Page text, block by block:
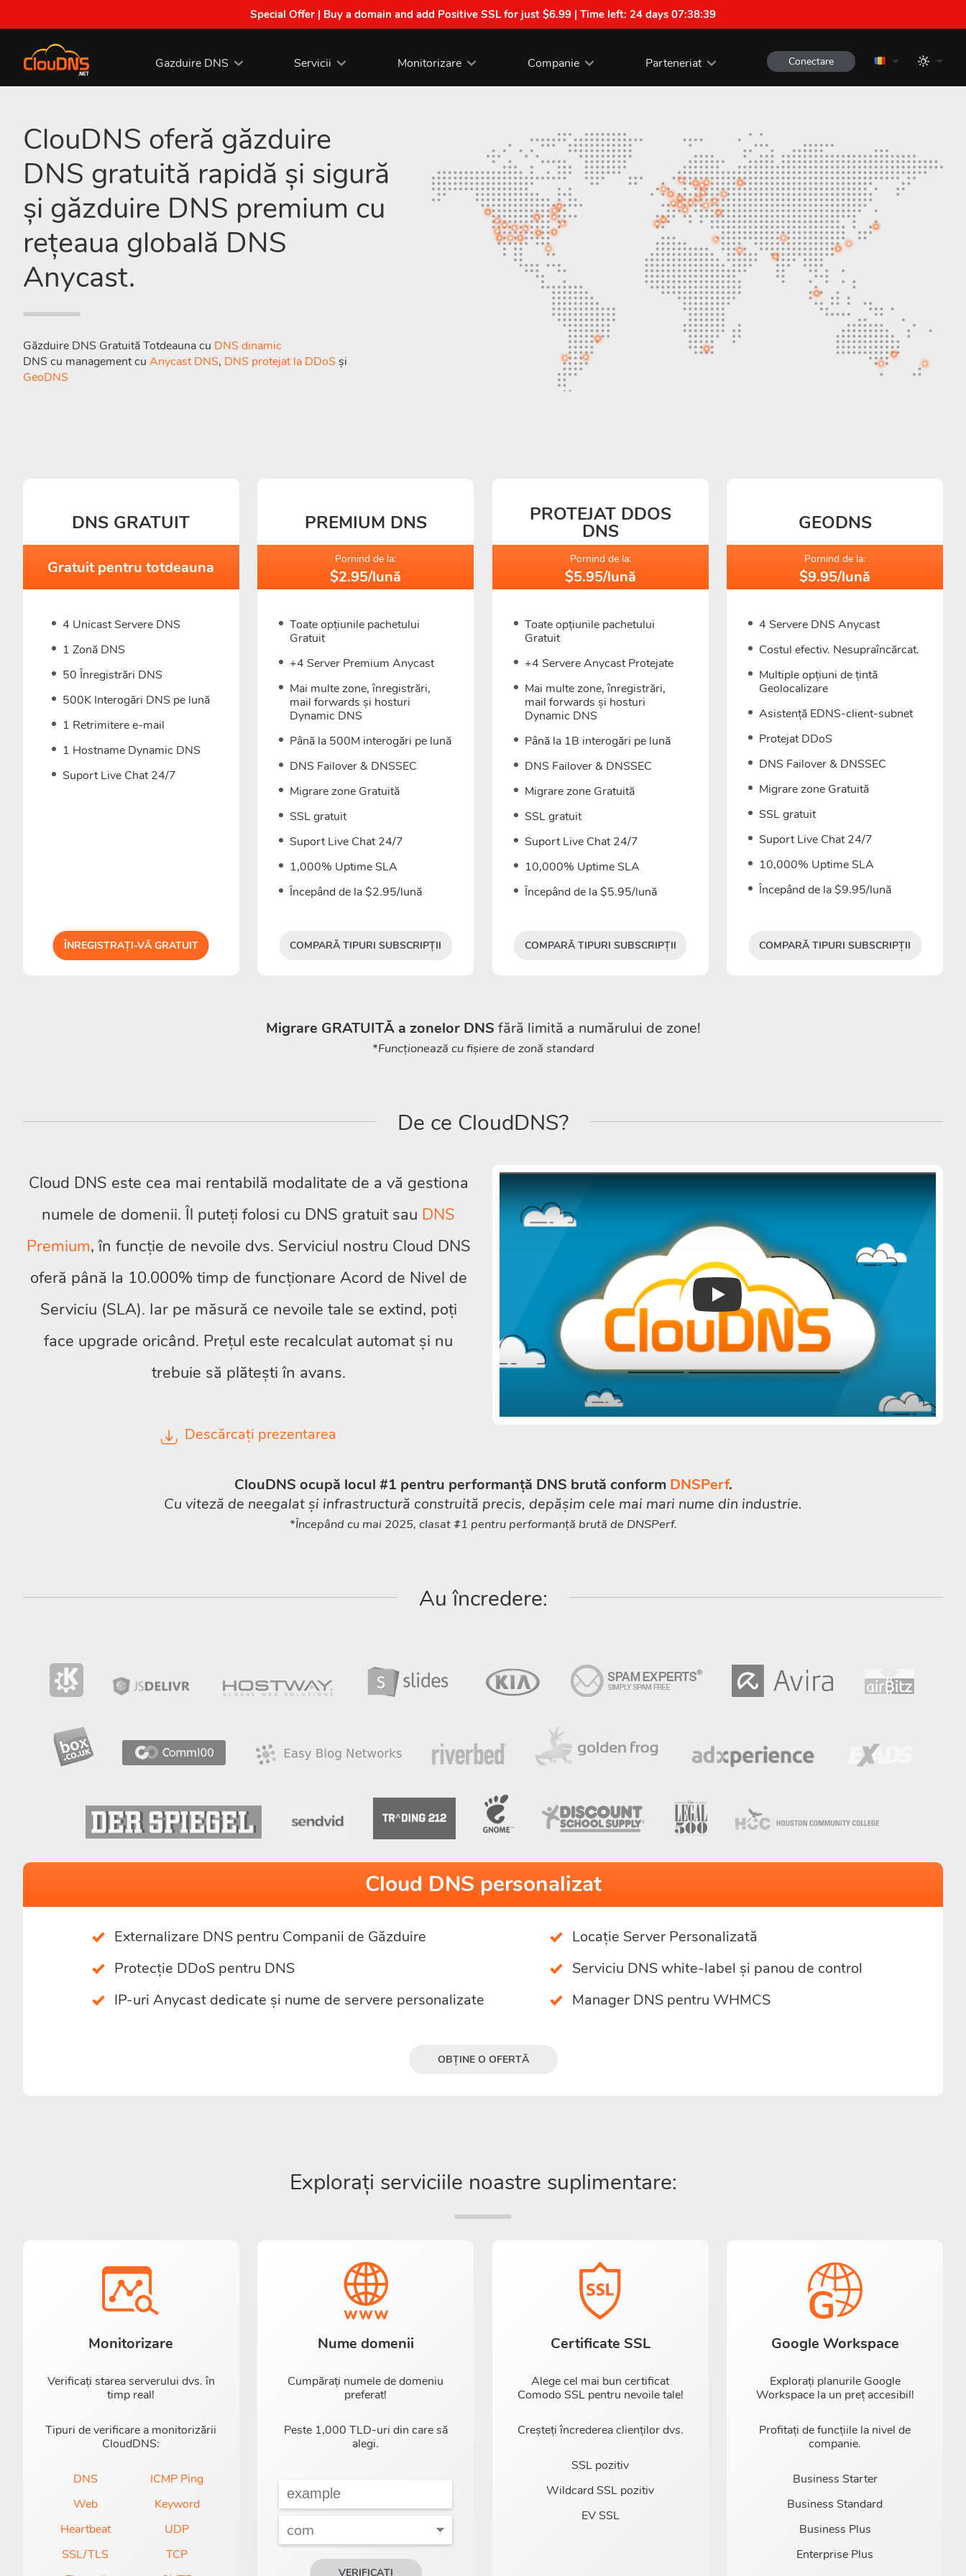
Special Offer | Buy a domain and add Positive SSL for just $6.99 | Time left: 24 days 07:38:38
Gazduire DNS Servicii Monitorizare Companie Parteneriat Conectare
ClouDNS oferă găzduire
DNS gratuită rapidă și sigură
și găzduire DNS premium cu
rețeaua globală DNS
Anycast.
Găzduire DNS Gratuită Totdeauna cu DNS dinamic
DNS cu management cu Anycast DNS, DNS protejat la DDoS și
GeoDNS
DNS GRATUIT
Gratuit pentru totdeauna
4 Unicast Servere DNS
1 Zonă DNS
50 Înregistrări DNS
500K Interogări DNS pe lună
1 Retrimitere e-mail
1 Hostname Dynamic DNS
Suport Live Chat 24/7
ÎNREGISTRAȚI-VĂ GRATUIT
PREMIUM DNS
Pornind de la:
$2.95/lună
Toate opțiunile pachetului
Gratuit
+4 Server Premium Anycast
Mai multe zone, înregistrări,
mail forwards și hosturi
Dynamic DNS
Până la 500M interogări pe lună
DNS Failover & DNSSEC
Migrare zone Gratuită
SSL gratuit
Suport Live Chat 24/7
1,000% Uptime SLA
Începând de la $2.95/lună
COMPARĂ TIPURI SUBSCRIPȚII
PROTEJAT DDOS
DNS
Pornind de la:
$5.95/lună
Toate opțiunile pachetului
Gratuit
+4 Servere Anycast Protejate
Mai multe zone, înregistrări,
mail forwards și hosturi
Dynamic DNS
Până la 1B interogări pe lună
DNS Failover & DNSSEC
Migrare zone Gratuită
SSL gratuit
Suport Live Chat 24/7
10,000% Uptime SLA
Începând de la $5.95/lună
COMPARĂ TIPURI SUBSCRIPȚII
GEODNS
Pornind de la:
$9.95/lună
4 Servere DNS Anycast
Costul efectiv. Nesupraîncărcat.
Multiple opțiuni de țintă
Geolocalizare
Asistență EDNS-client-subnet
Protejat DDoS
DNS Failover & DNSSEC
Migrare zone Gratuită
SSL gratuit
Suport Live Chat 24/7
10,000% Uptime SLA
Începând de la $9.95/lună
COMPARĂ TIPURI SUBSCRIPȚII
Migrare GRATUITĂ a zonelor DNS fără limită a numărului de zone!
*Funcționează cu fișiere de zonă standard
De ce CloudDNS?
Cloud DNS este cea mai rentabilă modalitate de a vă gestiona
numele de domenii. Îl puteți folosi cu DNS gratuit sau DNS
Premium, în funcție de nevoile dvs. Serviciul nostru Cloud DNS
oferă până la 10.000% timp de funcționare Acord de Nivel de
Serviciu (SLA). Iar pe măsură ce nevoile tale se extind, poți
face upgrade oricând. Prețul este recalculat automat și nu
trebuie să plătești în avans.
Descărcați prezentarea
Play
ClouDNS ocupă locul #1 pentru performanță DNS brută conform DNSPerf.
Cu viteză de neegalat și infrastructură construită precis, depășim cele mai mari nume din industrie.
*Începând cu mai 2025, clasat #1 pentru performanță brută de DNSPerf.
Au încredere:
Cloud DNS personalizat
Externalizare DNS pentru Companii de Găzduire
Protecție DDoS pentru DNS
IP-uri Anycast dedicate și nume de servere personalizate
Locație Server Personalizată
Serviciu DNS white-label și panou de control
Manager DNS pentru WHMCS
OBȚINE O OFERTĂ
Explorați serviciile noastre suplimentare:
Monitorizare
Verificați starea serverului dvs. în
timp real!
Tipuri de verificare a monitorizării
CloudDNS:
DNS
Web
Heartbeat
SSL/TLS
ICMP Ping
Keyword
UDP
TCP
Nume domenii
Cumpărați numele de domeniu
preferat!
Peste 1,000 TLD-uri din care să
alegi.
VERIFICAȚI
Certificate SSL
Alege cel mai bun certificat
Comodo SSL pentru nevoile tale!
Creșteți încrederea clienților dvs.
SSL pozitiv
Wildcard SSL pozitiv
EV SSL
Google Workspace
Explorați planurile Google
Workspace la un preț accesibil!
Profitați de funcțiile la nivel de
companie.
Business Starter
Business Standard
Business Plus
Enterprise Plus